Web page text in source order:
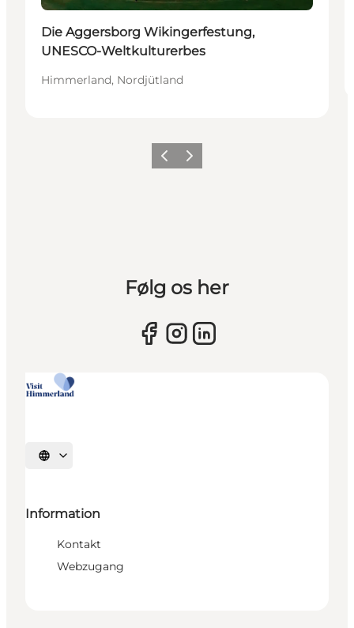
Die Aggersborg Wikingerfestung,
UNESCO-Weltkulturerbes
Himmerland, Nordjütland
Vorherige Folie
Nächste Folie
Følg os her
Sprache auswählen
Information
Kontakt
Webzugang